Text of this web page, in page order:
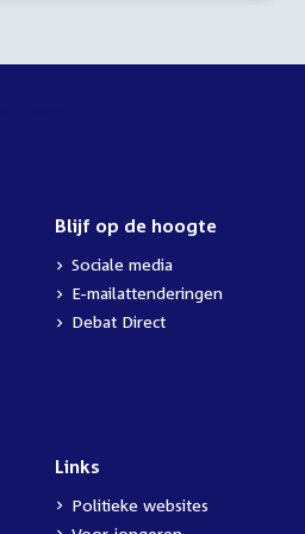
Blijf op de hoogte
Sociale media
E-mailattenderingen
Debat Direct
Links
Politieke websites